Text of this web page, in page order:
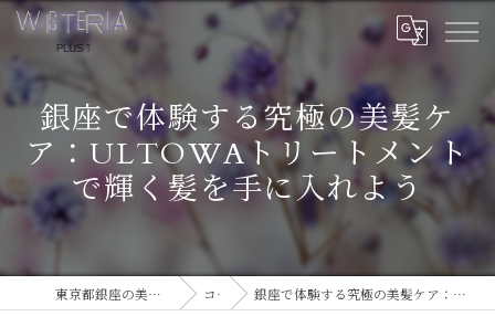
銀座で体験する究極の美髪ケ
ア：ULTOWAトリートメント
で輝く髪を手に入れよう
東京都銀座の美容室ならWISTERIA PLUS 1 コラム 銀座で体験する究極の美髪ケア：ULTOWAトリートメントで輝く髪を手に入れよう